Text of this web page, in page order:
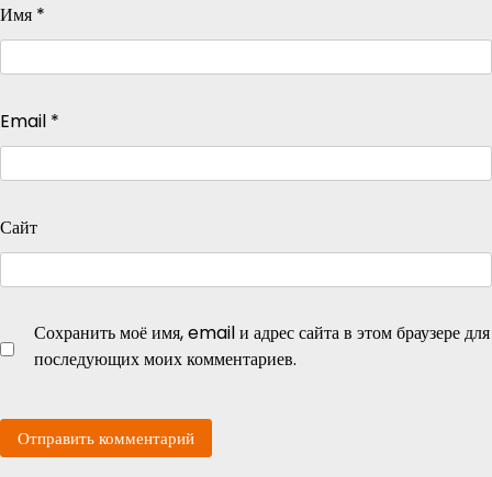
Имя *
Email *
Сайт
Сохранить моё имя, email и адрес сайта в этом браузере для
последующих моих комментариев.